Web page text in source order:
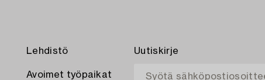
Lehdistö
Avoimet työpaikat
Uutiskirje